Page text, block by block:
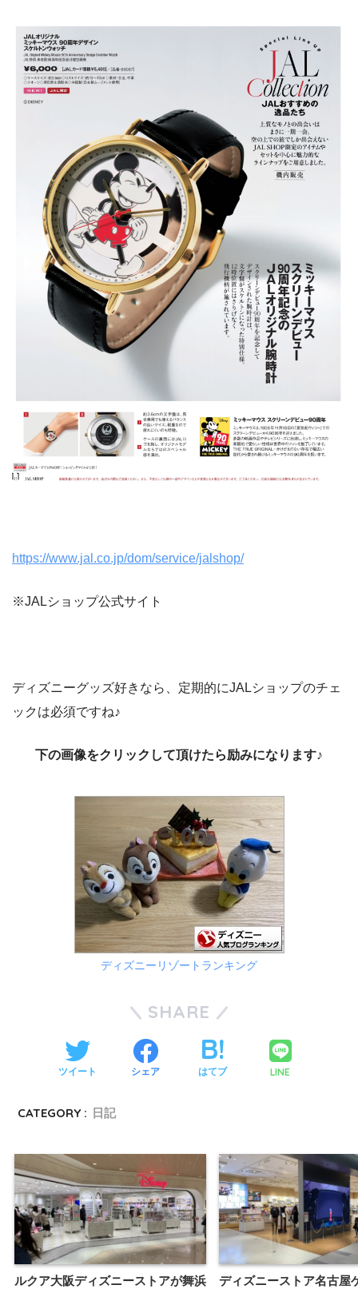
https://www.jal.co.jp/dom/service/jalshop/
※JALショップ公式サイト
ディズニーグッズ好きなら、定期的にJALショップのチェ
ックは必須ですね♪
下の画像をクリックして頂けたら励みになります♪
ディズニーリゾートランキング
SHARE
ツイート シェア はてブ LINE
CATEGORY : 日記
ルクア大阪ディズニーストアが舞浜
ディズニーストア名古屋